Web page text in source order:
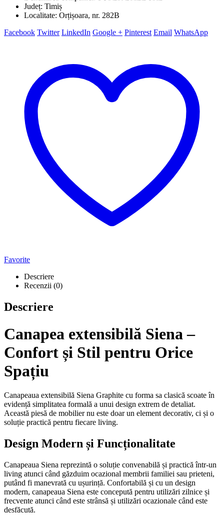
Județ: Timiș
Localitate: Orțișoara, nr. 282B
Facebook Twitter LinkedIn Google + Pinterest Email WhatsApp
Favorite
Descriere
Recenzii (0)
Descriere
Canapea extensibilă Siena –
Confort și Stil pentru Orice
Spațiu
Canapeaua extensibilă Siena Graphite cu forma sa clasică scoate în
evidență simplitatea formală a unui design extrem de detaliat.
Această piesă de mobilier nu este doar un element decorativ, ci și o
soluție practică pentru fiecare living.
Design Modern și Funcționalitate
Canapeaua Siena reprezintă o soluție convenabilă și practică într-un
living atunci când găzduim ocazional membrii familiei sau prieteni,
putând fi manevrată cu ușurință. Confortabilă și cu un design
modern, canapeaua Siena este concepută pentru utilizări zilnice și
frecvente atunci când este strânsă și utilizări ocazionale când este
desfăcută.